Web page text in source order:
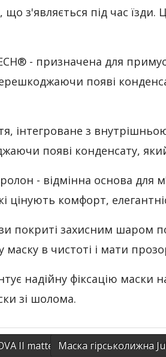
з'являється під час їзди.
- призначена для
появі
інтегроване з
появі конденсату,
- відмінна основа для
цінують комфорт,
покриті захисним шаром
в чистоті і мати
надійну фіксацію
зі шолома.
II matte Blue gradient
Маска гірськолижна